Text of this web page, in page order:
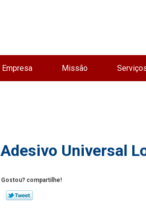
Empresa Missão
Adesivo Universal
Gostou? compartilhe!